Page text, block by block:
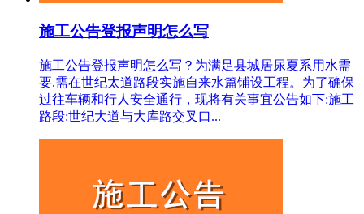
施工公告登报声明怎么写
施工公告登报声明怎么写？为满足县城居尿夏系用水需
要.需在世纪太道路段实施自来水篇铺设工程。为了确保
过往车辆和行人安全通行，现将有关事宜公告如下:施工
路段:世纪大道与大库路交叉口...